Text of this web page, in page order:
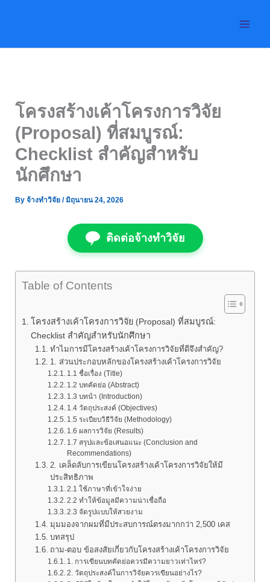
โครงสร้างเค้าโครงการวิจัย
(Proposal) ที่สมบูรณ์:
Checklist สำคัญสำหรับ
นักศึกษา
By จ้างทำวิจัย /มิถุนายน 24, 2026
ติดต่อจ้างทำวิจัย
Table of Contents
โครงสร้างเค้าโครงการวิจัย (Proposal) ที่สมบูรณ์:
Checklist สำคัญสำหรับนักศึกษา
ทำไมการมีโครงสร้างเค้าโครงการวิจัยที่ดีจึงสำคัญ?
1. ส่วนประกอบหลักของโครงสร้างเค้าโครงการวิจัย
1.1 ชื่อเรื่อง (Title)
1.2 บทคัดย่อ (Abstract)
1.3 บทนำ (Introduction)
1.4 วัตถุประสงค์ (Objectives)
1.5 ระเบียบวิธีวิจัย (Methodology)
1.6 ผลการวิจัย (Results)
1.7 สรุปและข้อเสนอแนะ (Conclusion and
Recommendations)
2. เคล็ดลับการเขียนโครงสร้างเค้าโครงการวิจัยให้มี
ประสิทธิภาพ
2.1 ใช้ภาษาที่เข้าใจง่าย
2.2 ทำให้ข้อมูลมีความน่าเชื่อถือ
2.3 จัดรูปแบบให้สวยงาม
มุมมองจากผมที่มีประสบการณ์ตรงมากกว่า 2,500 เคส
บทสรุป
ถาม-ตอบ ข้อสงสัยเกี่ยวกับโครงสร้างเค้าโครงการวิจัย
1. การเขียนบทคัดย่อควรมีความยาวเท่าไหร่?
2. วัตถุประสงค์ในการวิจัยควรเขียนอย่างไร?